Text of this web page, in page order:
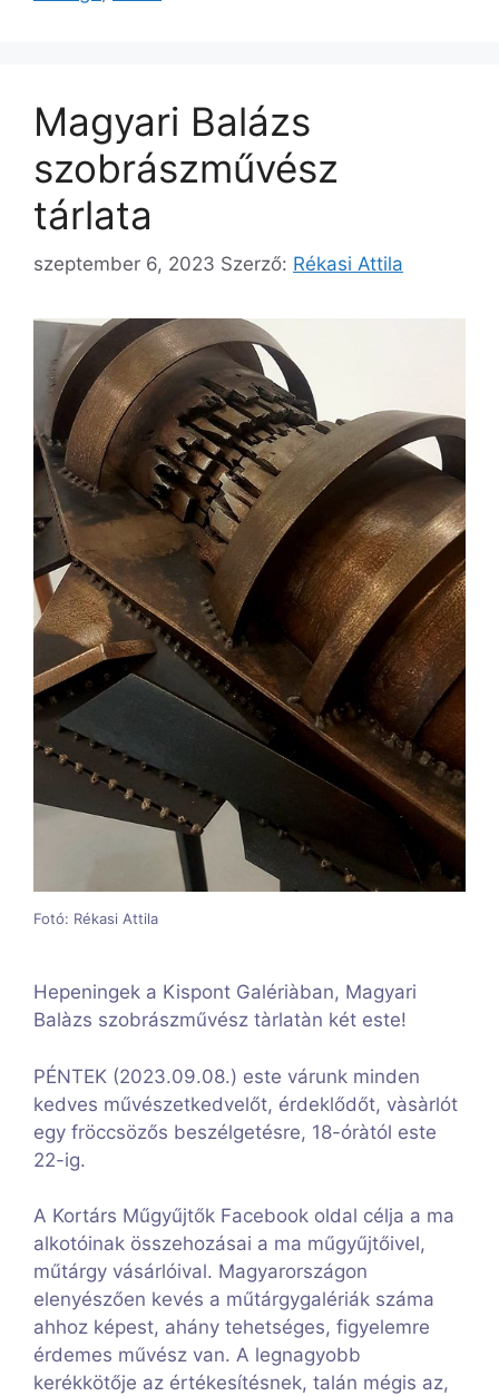
Magyari Balázs
szobrászművész
tárlata
szeptember 6, 2023 Szerző: Rékasi Attila
Fotó: Rékasi Attila
Hepeningek a Kispont Galériàban, Magyari
Balàzs szobrászművész tàrlatàn két este!
PÉNTEK (2023.09.08.) este várunk minden
kedves művészetkedvelőt, érdeklődőt, vàsàrlót
egy fröccsözős beszélgetésre, 18-óràtól este
22-ig.
A Kortárs Műgyűjtők Facebook oldal célja a ma
alkotóinak összehozásai a ma műgyűjtőivel,
műtárgy vásárlóival. Magyarországon
elenyészően kevés a műtárgygalériák száma
ahhoz képest, ahány tehetséges, figyelemre
érdemes művész van. A legnagyobb
kerékkötője az értékesítésnek, talán mégis az,